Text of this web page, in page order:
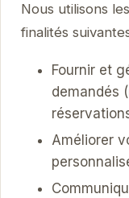
Nous utilisons
finalités
Fournir et
demandés
Améliorer